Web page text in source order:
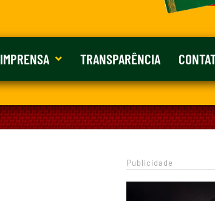
IMPRENSA TRANSPARÊNCIA
Publicidade